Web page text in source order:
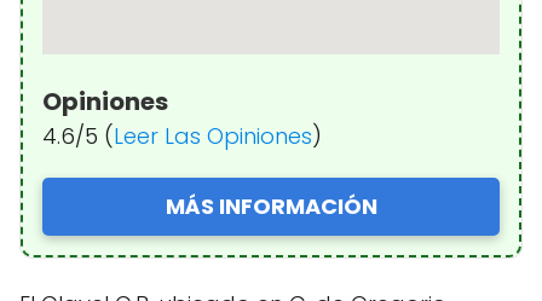
Opiniones
4.6/5 (Leer Las Opiniones)
MÁS INFORMACIÓN